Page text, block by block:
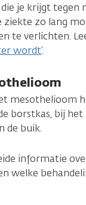
je krijgt tegen
ziekte zo lang
te verlichten.
wordt’.
mesothelioom
borstkas, bij
de buik.
informatie
welke